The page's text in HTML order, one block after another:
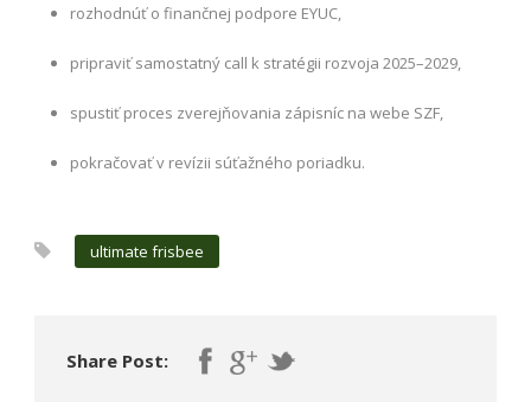
rozhodnúť o finančnej podpore EYUC,
pripraviť samostatný call k stratégii rozvoja 2025–2029,
spustiť proces zverejňovania zápisníc na webe SZF,
pokračovať v revízii súťažného poriadku.
ultimate frisbee
Share Post: